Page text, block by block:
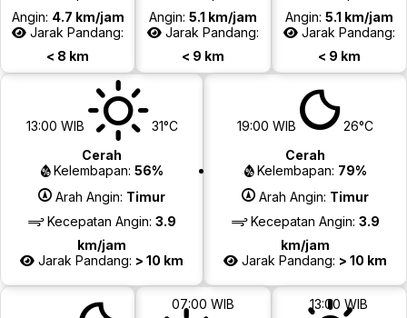
Angin: 4.7 km/jam
Jarak Pandang:
< 8 km
Angin:5.1 km/jam
Jarak Pandang:
< 9 km
Angin: 5.1 km/jam
Jarak Pandang:
< 9 km
13:00 WIB
31°C
Cerah
Kelembapan: 56%
Arah Angin: Timur
Kecepatan Angin: 3.9
km/jam
Jarak Pandang: > 10 km
19:00 WIB
26°C
Cerah
Kelembapan: 79%
Arah Angin: Timur
Kecepatan Angin: 3.9
km/jam
Jarak Pandang: > 10 km
07:00 WIB 13:00 WIB